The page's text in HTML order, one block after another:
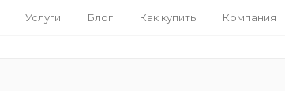
Услуги Блог Как купить Компания